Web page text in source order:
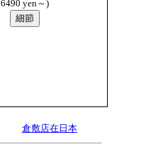
6490 yen～)
倉敷店在日本